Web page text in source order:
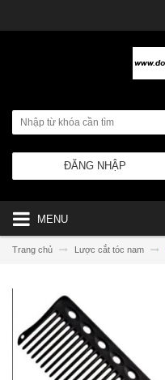
ĐĂNG NHẬP
MENU
Trang chủ Lược cắt tóc nam